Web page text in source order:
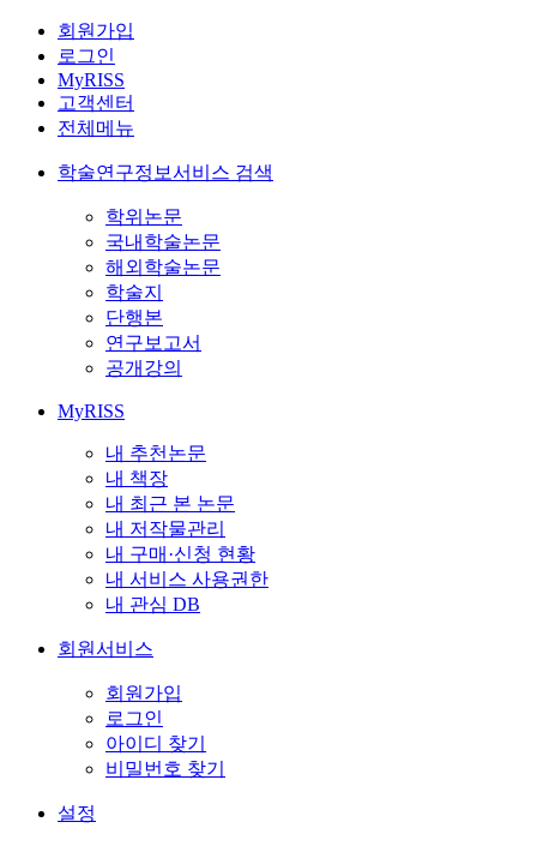
회원가입
로그인
MyRISS
고객센터
전체메뉴
학술연구정보서비스 검색
학위논문
국내학술논문
해외학술논문
학술지
단행본
연구보고서
공개강의
MyRISS
내 추천논문
내 책장
내 최근 본 논문
내 저작물관리
내 구매·신청 현황
내 서비스 사용권한
내 관심 DB
회원서비스
회원가입
로그인
아이디 찾기
비밀번호 찾기
설정